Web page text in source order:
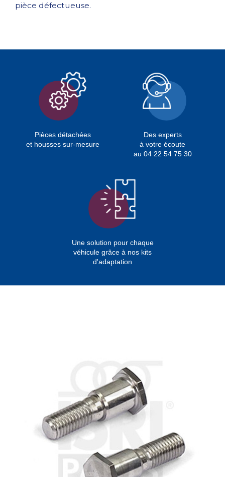
pièce défectueuse.
Pièces détachées
et housses sur-mesure
Des experts
à votre écoute
au 04 22 54 75 30
Une solution pour chaque
véhicule grâce à nos kits
d'adaptation